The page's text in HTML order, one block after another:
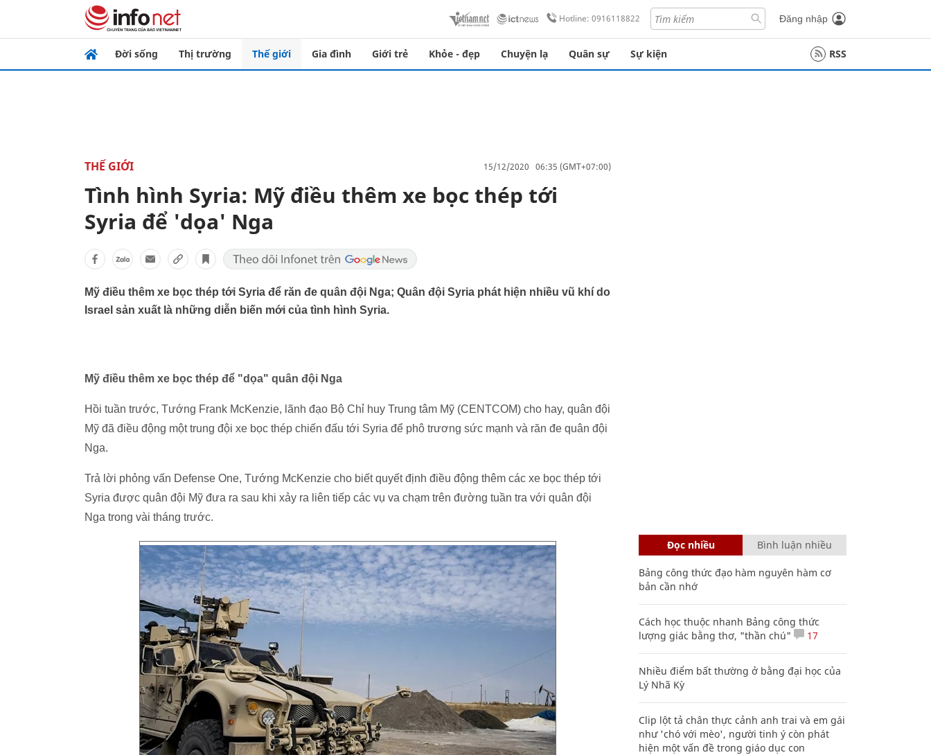
Hotline: 0916118822 Đăng nhập
Đời sống Thị trường Thế giới Gia đình Giới trẻ Khỏe - đẹp Chuyện lạ Quân sự Sự kiện RSS
THẾ GIỚI 15/12/2020 06:35 (GMT+07:00)
Tình hình Syria: Mỹ điều thêm xe bọc thép tới
Syria để 'dọa' Nga
Mỹ điều thêm xe bọc thép tới Syria để răn đe quân đội Nga; Quân đội Syria phát hiện nhiều vũ khí do
Israel sản xuất là những diễn biến mới của tình hình Syria.
Mỹ điều thêm xe bọc thép để "dọa" quân đội Nga
Hồi tuần trước, Tướng Frank McKenzie, lãnh đạo Bộ Chỉ huy Trung tâm Mỹ (CENTCOM) cho hay, quân đội
Mỹ đã điều động một trung đội xe bọc thép chiến đấu tới Syria để phô trương sức mạnh và răn đe quân đội
Nga.
Trả lời phỏng vấn Defense One, Tướng McKenzie cho biết quyết định điều động thêm các xe bọc thép tới
Syria được quân đội Mỹ đưa ra sau khi xảy ra liên tiếp các vụ va chạm trên đường tuần tra với quân đội
Nga trong vài tháng trước.
Đọc nhiều Bình luận nhiều
Bảng công thức đạo hàm nguyên hàm cơ
bản cần nhớ
Cách học thuộc nhanh Bảng công thức
lượng giác bằng thơ, "thần chú"
17
Nhiều điểm bất thường ở bằng đại học của
Lý Nhã Kỳ
Clip lột tả chân thực cảnh anh trai và em gái
như 'chó với mèo', người tinh ý còn phát
hiện một vấn đề trong giáo dục con